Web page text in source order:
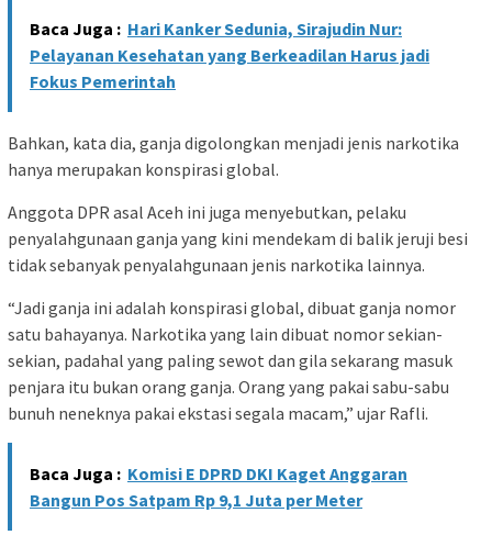
Baca Juga : Hari Kanker Sedunia, Sirajudin Nur:
Pelayanan Kesehatan yang Berkeadilan Harus jadi
Fokus Pemerintah
Bahkan, kata dia, ganja digolongkan menjadi jenis narkotika
hanya merupakan konspirasi global.
Anggota DPR asal Aceh ini juga menyebutkan, pelaku
penyalahgunaan ganja yang kini mendekam di balik jeruji besi
tidak sebanyak penyalahgunaan jenis narkotika lainnya.
“Jadi ganja ini adalah konspirasi global, dibuat ganja nomor
satu bahayanya. Narkotika yang lain dibuat nomor sekian-
sekian, padahal yang paling sewot dan gila sekarang masuk
penjara itu bukan orang ganja. Orang yang pakai sabu-sabu
bunuh neneknya pakai ekstasi segala macam,” ujar Rafli.
Baca Juga : Komisi E DPRD DKI Kaget Anggaran
Bangun Pos Satpam Rp 9,1 Juta per Meter